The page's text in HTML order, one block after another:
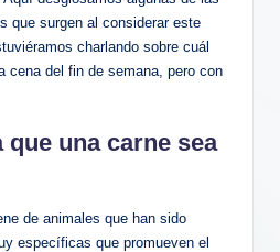
que surgen al considerar este
charlando sobre cuál
cena del fin de semana, pero con
una carne sea
de animales que han sido
específicas que promueven el